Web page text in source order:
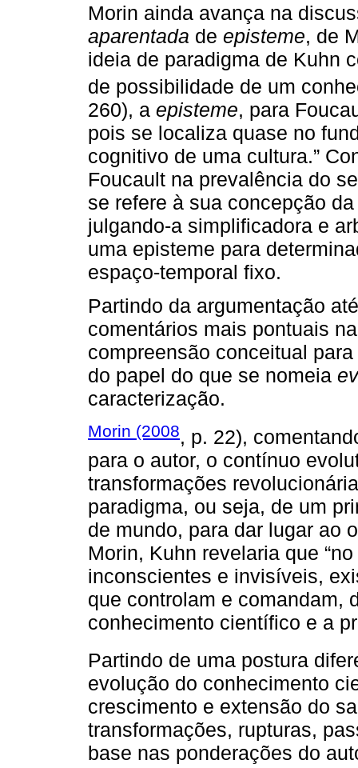
Morin ainda avança na
aparentada de episteme, de
ideia de paradigma de Kuhn
de possibilidade de um
260), a episteme, para
pois se localiza quase no
cognitivo de uma cultura.”
Foucault na prevalência do
se refere à sua concepção
julgando-a simplificadora e
uma episteme para
espaço-temporal fixo.
Partindo da argumentação
comentários mais pontuais
compreensão conceitual
do papel do que se nomeia
caracterização.
Morin (2008, p. 22),
para o autor, o contínuo
transformações
paradigma, ou seja, de um
de mundo, para dar lugar ao
Morin, Kuhn revelaria que
inconscientes e invisíveis,
que controlam e comandam,
conhecimento científico e a
Partindo de uma postura
evolução do conhecimento
crescimento e extensão do
transformações, rupturas,
base nas ponderações do